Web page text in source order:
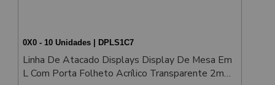
0X0 - 10 Unidades | DPLS1C7
Linha De Atacado Displays Display De Mesa Em
L Com Porta Folheto Acrílico Transparente 2mm